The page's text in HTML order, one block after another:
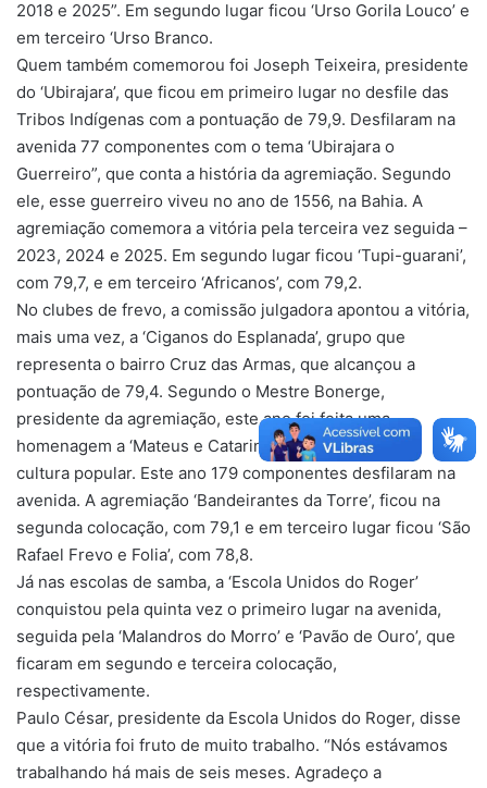
2018 e 2025”. Em segundo lugar ficou ‘Urso Gorila Louco’ e
em terceiro ‘Urso Branco.
Quem também comemorou foi Joseph Teixeira, presidente
do ‘Ubirajara’, que ficou em primeiro lugar no desfile das
Tribos Indígenas com a pontuação de 79,9. Desfilaram na
avenida 77 componentes com o tema ‘Ubirajara o
Guerreiro”, que conta a história da agremiação. Segundo
ele, esse guerreiro viveu no ano de 1556, na Bahia. A
agremiação comemora a vitória pela terceira vez seguida –
2023, 2024 e 2025. Em segundo lugar ficou ‘Tupi-guarani’,
com 79,7, e em terceiro ‘Africanos’, com 79,2.
No clubes de frevo, a comissão julgadora apontou a vitória,
mais uma vez, a ‘Ciganos do Esplanada’, grupo que
representa o bairro Cruz das Armas, que alcançou a
pontuação de 79,4. Segundo o Mestre Bonerge,
presidente da agremiação, este ano foi feita uma
homenagem a ‘Mateus e Catarina’, negros ícones da
cultura popular. Este ano 179 componentes desfilaram na
avenida. A agremiação ‘Bandeirantes da Torre’, ficou na
segunda colocação, com 79,1 e em terceiro lugar ficou ‘São
Rafael Frevo e Folia’, com 78,8.
Já nas escolas de samba, a ‘Escola Unidos do Roger’
conquistou pela quinta vez o primeiro lugar na avenida,
seguida pela ‘Malandros do Morro’ e ‘Pavão de Ouro’, que
ficaram em segundo e terceira colocação,
respectivamente.
Paulo César, presidente da Escola Unidos do Roger, disse
que a vitória foi fruto de muito trabalho. “Nós estávamos
trabalhando há mais de seis meses. Agradeço a